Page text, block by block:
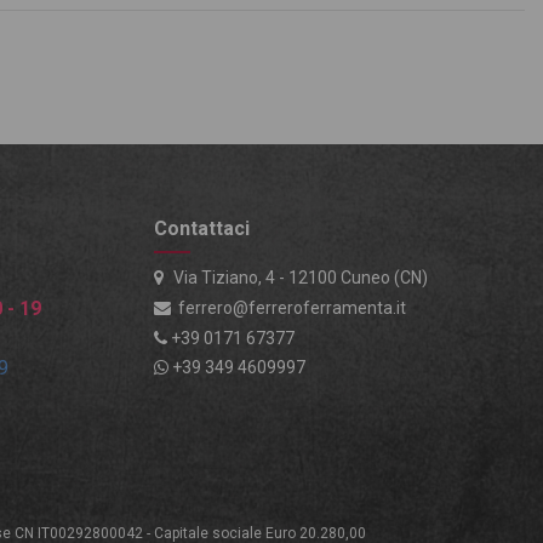
Contattaci
Via Tiziano, 4 - 12100 Cuneo (CN)
ferrero@ferreroferramenta.it
+39 0171 67377
+39 349 4609997
- 19
CN IT00292800042 - Capitale sociale Euro 20.280,00